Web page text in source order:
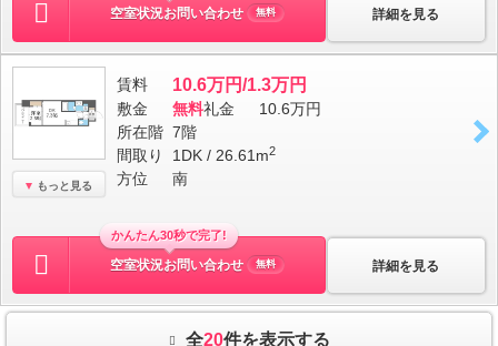
詳細を見る
空室状況お問い合わせ 無料
もっと見る
賃料 10.6万円/1.3万円
敷金 無料礼金
10.6万円
所在階 7階
間取り
1DK / 26.61m2
方位 南
詳細を見る
かんたん30秒で完了!
空室状況お問い合わせ 無料
全20件を表示する